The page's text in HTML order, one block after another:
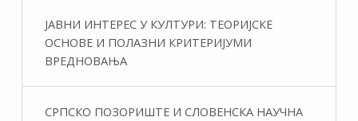
ЈАВНИ ИНТЕРЕС У КУЛТУРИ: ТЕОРИЈСКЕ
ОСНОВЕ И ПОЛАЗНИ КРИТЕРИЈУМИ
ВРЕДНОВАЊА
СРПСКО ПОЗОРИШТЕ И СЛОВЕНСКА НАУЧНА